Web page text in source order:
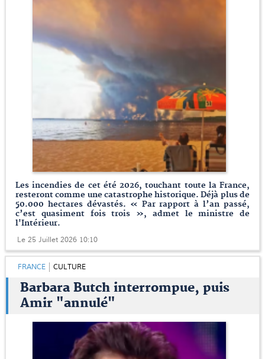
Les incendies de cet été 2026, touchant toute la France,
resteront comme une catastrophe historique. Déjà plus de
50.000 hectares dévastés. « Par rapport à l’an passé,
c’est quasiment fois trois », admet le ministre de
l'Intérieur.
Le 25 Juillet 2026 10:10
FRANCE CULTURE
Barbara Butch interrompue, puis
Amir "annulé"